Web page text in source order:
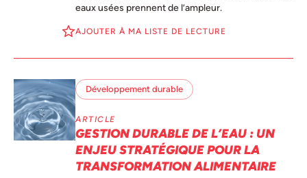
eaux usées prennent de l’ampleur.
AJOUTER À MA LISTE DE LECTURE
Développement durable
ARTICLE
GESTION DURABLE DE L’EAU : UN
ENJEU STRATÉGIQUE POUR LA
TRANSFORMATION ALIMENTAIRE